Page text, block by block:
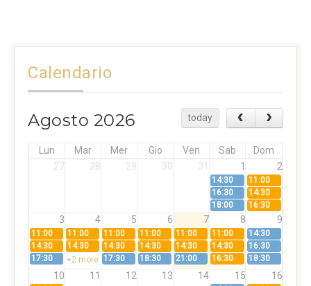
Calendario
Agosto 2026 today
Lun Mar Mer Gio Ven Sab
Dom
27
28 29 30 31 1 2
14:30
11:00
16:30
14:30
18:00
16:30
3 4 5 6 7 8 9
11:00 11:00 11:00 11:00 11:00 11:00
14:30
14:30
14:30 14:30 14:30 14:30 14:30
16:30
17:30
+2 more 17:30 18:30 21:00 16:30 18:30
10 11 12 13 14 15 16